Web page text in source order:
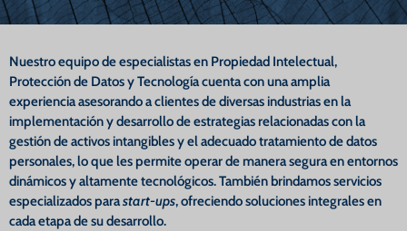
Nuestro equipo de especialistas en Propiedad Intelectual,
Protección de Datos y Tecnología cuenta con una amplia
experiencia asesorando a clientes de diversas industrias en la
implementación y desarrollo de estrategias relacionadas con la
gestión de activos intangibles y el adecuado tratamiento de datos
personales, lo que les permite operar de manera segura en entornos
dinámicos y altamente tecnológicos. También brindamos servicios
especializados parastart-ups, ofreciendo soluciones integrales en
cada etapa de su desarrollo.